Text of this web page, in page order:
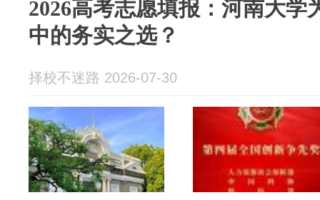
2026高考志愿填报：河南大学
中的务实之选？
择校不迷路 2026-07-30